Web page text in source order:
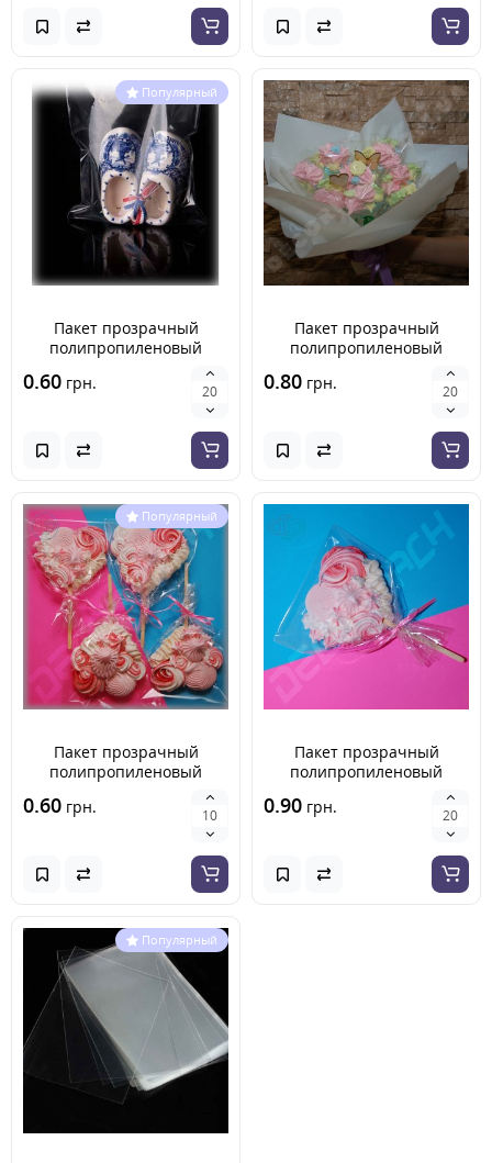
Популярный
Пакет прозрачный
полипропиленовый
0.60 грн.
Пакет прозрачный
полипропиленовый
0.80 грн.
Популярный
Пакет прозрачный
полипропиленовый
0.60 грн.
Пакет прозрачный
полипропиленовый
0.90 грн.
Популярный